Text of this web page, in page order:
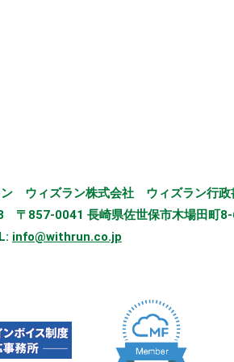
ン ウィズラン株式会社 ウィズラン行
〒857-0041 長崎県佐世保市木場田町
info@withrun.co.jp